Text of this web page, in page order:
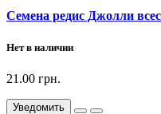
Семена редис Джолли
Нет в наличии
21.00 грн.
Уведомить